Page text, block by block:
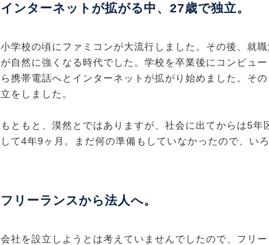
インターネットが拡がる中、27歳で独立。
小学校の頃にファミコンが大流行しました。その後、就
が自然に強くなる時代でした。学校を卒業後にコンピュ
ら携帯電話へとインターネットが拡がり始めました。そ
立をしました。
もともと、漠然とではありますが、社会に出てからは5
して4年9ヶ月。まだ何の準備もしていなかったので、い
フリーランスから法人へ。
会社を設立しようとは考えていませんでしたので、フリー